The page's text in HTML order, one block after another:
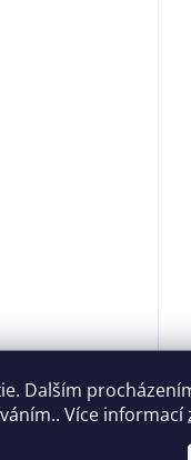
Dalším
Více informací